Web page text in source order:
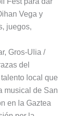
Vega y
juegos,
Gros-Ulia /
del
local que
musical de San
en la Gaztea